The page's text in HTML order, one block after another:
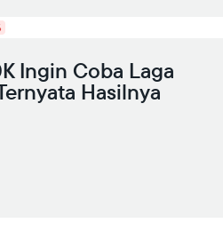
Ingin Coba Laga
Hasilnya